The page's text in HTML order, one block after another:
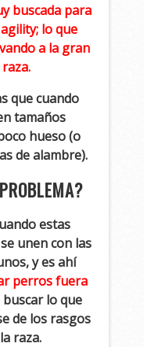
buscada para
lo que
a la gran
que cuando
tamaños
hueso (o
de alambre).
estas
unen con las
y es ahí
perros fuera
lo que
de los rasgos
raza.